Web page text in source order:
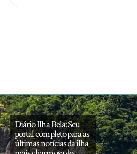
Diário Ilha Bela: Seu
portal completo para as
últimas notícias da ilha